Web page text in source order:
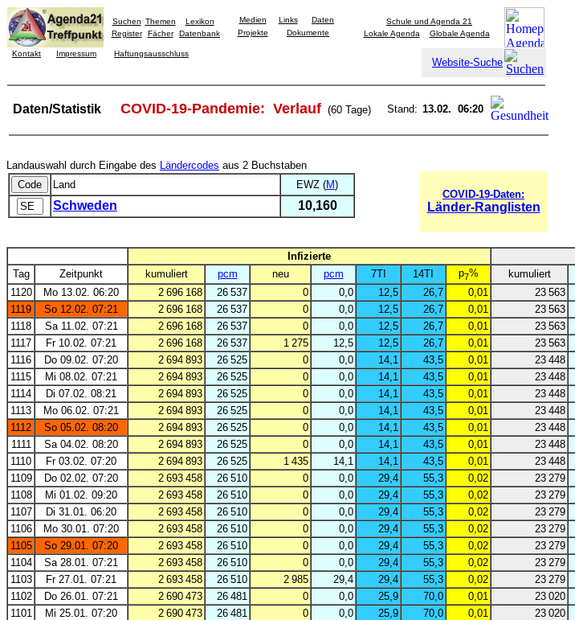
Suchen Themen
Lexikon
Register
Fächer Datenbank
Medien Links
Daten
Projekte
Dokumente
Schule und Agenda 21
Lokale Agenda
Globale Agenda
Kontakt Impressum Haftungsausschluss
Website-Suche
Daten/Statistik COVID-19-Pandemie: Verlauf (60 Tage) Stand: 13.02. 06:20
Landauswahl durch Eingabe des Ländercodes aus 2 Buchstaben
Land
EWZ (M)
Schweden 10,160
COVID-19-Daten:
Länder-Ranglisten
Infizierte
Tag
Zeitpunkt kumuliert pcm neu pcm 7TI 14TI p7% kumuliert
1120
Mo 13.02. 06:20 2 696 168 26 537 0 0,0 12,5 26,7 0,01 23 563
1119
So 12.02. 07:21 2 696 168 26 537 0 0,0 12,5 26,7 0,01 23 563
1118
Sa 11.02. 07:21 2 696 168 26 537 0 0,0 12,5 26,7 0,01 23 563
1117
Fr 10.02. 07:21 2 696 168 26 537 1 275 12,5 12,5 26,7 0,01 23 563
1116
Do 09.02. 07:20 2 694 893 26 525 0 0,0 14,1 43,5 0,01 23 448
1115
Mi 08.02. 07:21 2 694 893 26 525 0 0,0 14,1 43,5 0,01 23 448
1114
Di 07.02. 08:21 2 694 893 26 525 0 0,0 14,1 43,5 0,01 23 448
1113
Mo 06.02. 07:21 2 694 893 26 525 0 0,0 14,1 43,5 0,01 23 448
1112
So 05.02. 08:20 2 694 893 26 525 0 0,0 14,1 43,5 0,01 23 448
1111
Sa 04.02. 08:20 2 694 893 26 525 0 0,0 14,1 43,5 0,01 23 448
1110
Fr 03.02. 07:20 2 694 893 26 525 1 435 14,1 14,1 43,5 0,01 23 448
1109
Do 02.02. 07:20 2 693 458 26 510 0 0,0 29,4 55,3 0,02 23 279
1108
Mi 01.02. 09:20 2 693 458 26 510 0 0,0 29,4 55,3 0,02 23 279
1107
Di 31.01. 06:20 2 693 458 26 510 0 0,0 29,4 55,3 0,02 23 279
1106
Mo 30.01. 07:20 2 693 458 26 510 0 0,0 29,4 55,3 0,02 23 279
1105
So 29.01. 07:20 2 693 458 26 510 0 0,0 29,4 55,3 0,02 23 279
1104
Sa 28.01. 07:21 2 693 458 26 510 0 0,0 29,4 55,3 0,02 23 279
1103
Fr 27.01. 07:21 2 693 458 26 510 2 985 29,4 29,4 55,3 0,02 23 279
1102
Do 26.01. 07:21 2 690 473 26 481 0 0,0 25,9 70,0 0,01 23 020
1101
Mi 25.01. 07:20 2 690 473 26 481 0 0,0 25,9 70,0 0,01 23 020